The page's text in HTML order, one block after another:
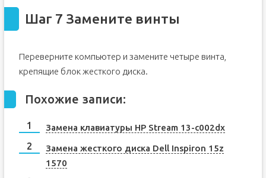
Шаг 7 Замените винты
Переверните компьютер и замените четыре винта,
крепящие блок жесткого диска.
Похожие записи:
Замена клавиатуры HP Stream 13-c002dx
Замена жесткого диска Dell Inspiron 15z
1570